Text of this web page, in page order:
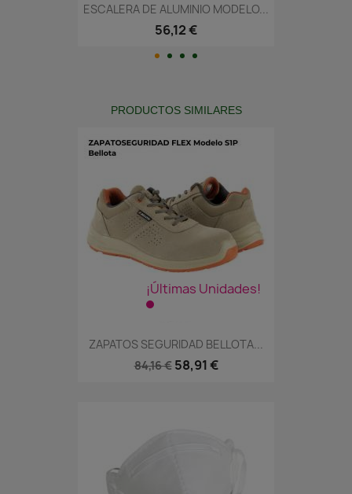
ESCALERA DE ALUMINIO MODELO...
56,12 €
PRODUCTOS SIMILARES
¡Últimas Unidades!
ZAPATOS SEGURIDAD BELLOTA...
84,16 € 58,91 €